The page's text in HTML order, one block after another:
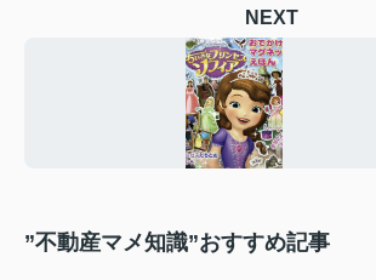
NEXT
”不動産マメ知識”おすすめ記事